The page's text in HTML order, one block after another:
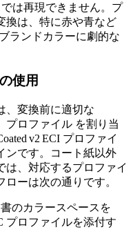
は再現できません。プ
換は、特に赤や青など
ランドカラーに劇的な
使用
、変換前に適切な
プロファイル を割り当
v2 ECI プロファイ
ンです。コート紙以外
は、対応するプロファイ
ーは次の通りです。
のカラースペースを
プロファイルを添付す